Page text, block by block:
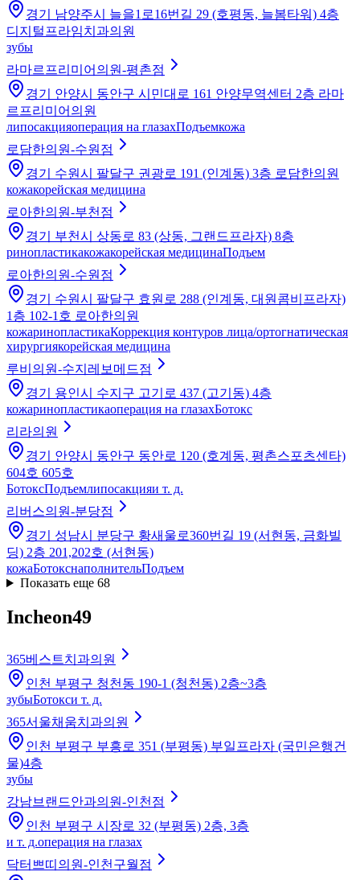
경기 남양주시 늘을1로16번길 29 (호평동, 늘봄타워) 4층
디지털프라임치과의원
зубы
라마르프리미어의원-평촌점
경기 안양시 동안구 시민대로 161 안양무역센터 2층 라마
르프리미어의원
липосакцияоперация на глазахПодъемкожа
로담한의원-수원점
경기 수원시 팔달구 권광로 191 (인계동) 3층 로담한의원
кожакорейская медицина
로아한의원-부천점
경기 부천시 상동로 83 (상동, 그랜드프라자) 8층
ринопластикакожакорейская медицинаПодъем
로아한의원-수원점
경기 수원시 팔달구 효원로 288 (인계동, 대원콤비프라자)
1층 102-1호 로아한의원
кожаринопластикаКоррекция контуров лица/ортогнатическая
хирургиякорейская медицина
루비의원-수지레보메드점
경기 용인시 수지구 고기로 437 (고기동) 4층
кожаринопластикаоперация на глазахБотокс
리라의원
경기 안양시 동안구 동안로 120 (호계동, 평촌스포츠센타)
604호 605호
БотоксПодъемлипосакцияи т. д.
리버스의원-분당점
경기 성남시 분당구 황새울로360번길 19 (서현동, 금화빌
딩) 2층 201,202호 (서현동)
кожаБотокснаполнительПодъем
Показать еще 68
Incheon49
365베스트치과의원
인천 부평구 청천동 190-1 (청천동) 2층~3층
зубыБотокси т. д.
365서울채움치과의원
인천 부평구 부흥로 351 (부평동) 부일프라자 (국민은행건
물)4층
зубы
강남브랜드안과의원-인천점
인천 부평구 시장로 32 (부평동) 2층, 3층
и т. д.операция на глазах
닥터쁘띠의원-인천구월점